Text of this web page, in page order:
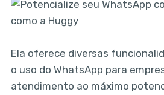
Ela oferece diversas
o uso do WhatsApp para
atendimento ao máximo